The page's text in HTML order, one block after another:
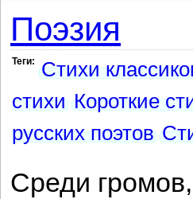
Поэзия
Теги: Стихи
стихи Короткие
русских поэтов
Среди